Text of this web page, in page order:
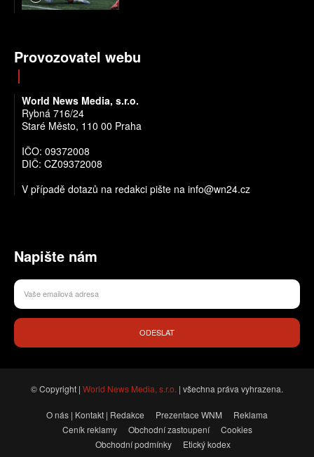
Provozovatel webu
World News Media, s.r.o.
Rybná 716/24
Staré Město, 110 00 Praha
IČO: 09372008
DIČ: CZ09372008
V případě dotazů na redakci pište na info@wn24.cz
Napište nám
ODESLAT
© Copyright | World News Media, s.r.o. | všechna práva vyhrazena.
O nás | Kontakt | Redakce Prezentace WNM
Reklama
Ceník reklamy
Obchodní zastoupení
Cookies
Obchodní podmínky
Etický kodex